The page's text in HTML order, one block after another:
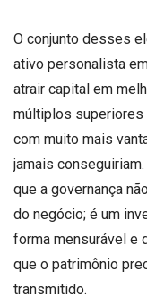
O conjunto desses
ativo personalista
atrair capital em
múltiplos
com muito mais
jamais
que a governança
do negócio; é um
forma mensurável e
que o patrimônio
transmitido.